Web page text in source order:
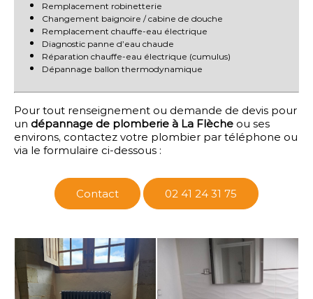
Remplacement robinetterie
Changement baignoire / cabine de douche
Remplacement chauffe-eau électrique
Diagnostic panne d’eau chaude
Réparation chauffe-eau électrique (cumulus)
Dépannage ballon thermodynamique
Pour tout renseignement ou demande de devis pour
un dépannage de plomberie à La Flèche ou ses
environs, contactez votre plombier par téléphone ou
via le formulaire ci-dessous :
Contact 02 41 24 31 75